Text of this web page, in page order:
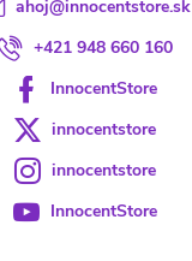
ahoj@innocentstore.sk
+421 948 660 160
InnocentStore
innocentstore
innocentstore
InnocentStore